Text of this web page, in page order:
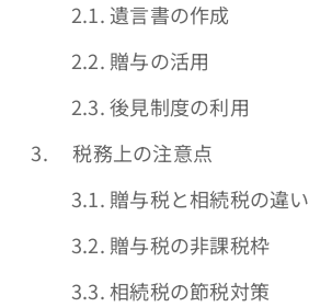
2.1. 遺言書の作成
2.2. 贈与の活用
2.3. 後見制度の利用
3. 税務上の注意点
3.1. 贈与税と相続税の違い
3.2. 贈与税の非課税枠
3.3. 相続税の節税対策